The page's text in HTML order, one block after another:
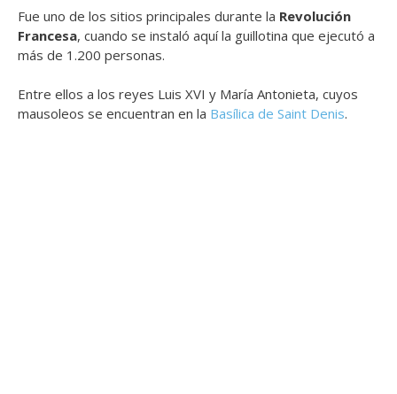
Fue uno de los sitios principales durante la Revolución
Francesa, cuando se instaló aquí la guillotina que ejecutó a
más de 1.200 personas.
Entre ellos a los reyes Luis XVI y María Antonieta, cuyos
mausoleos se encuentran en la Basílica de Saint Denis.